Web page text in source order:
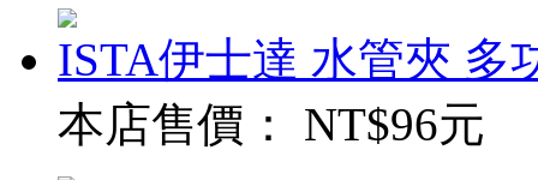
ISTA伊士達 水管夾 多
本店售價： NT$96元